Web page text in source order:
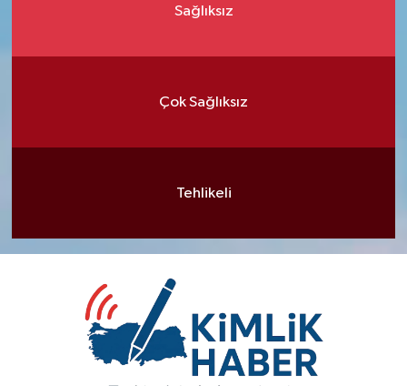
Sağlıksız
Çok Sağlıksız
Tehlikeli